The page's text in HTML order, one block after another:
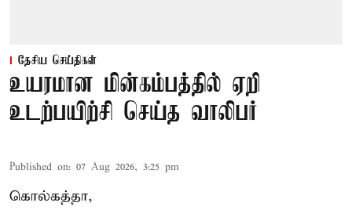
தேசிய செய்திகள்
உயரமான மின்கம்பத்தில் ஏறி
உடற்பயிற்சி செய்த வாலிபர்
Published on: 07 Aug 2026, 3:25 pm
கொல்கத்தா,